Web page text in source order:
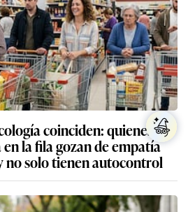
coinciden: quienes
la fila gozan de empatía
no solo tienen autocontrol